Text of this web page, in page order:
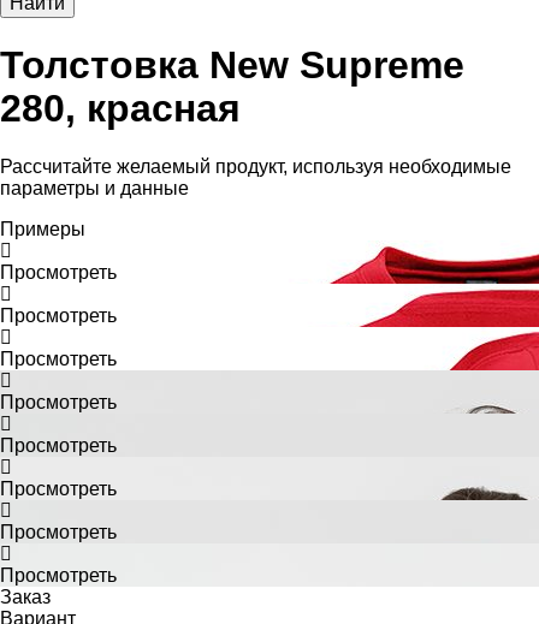
Толстовка New Supreme
280, красная
Рассчитайте желаемый продукт, используя необходимые
параметры и данные
Примеры
Просмотреть
Просмотреть
Просмотреть
Просмотреть
Просмотреть
Просмотреть
Просмотреть
Просмотреть
Заказ
Вариант